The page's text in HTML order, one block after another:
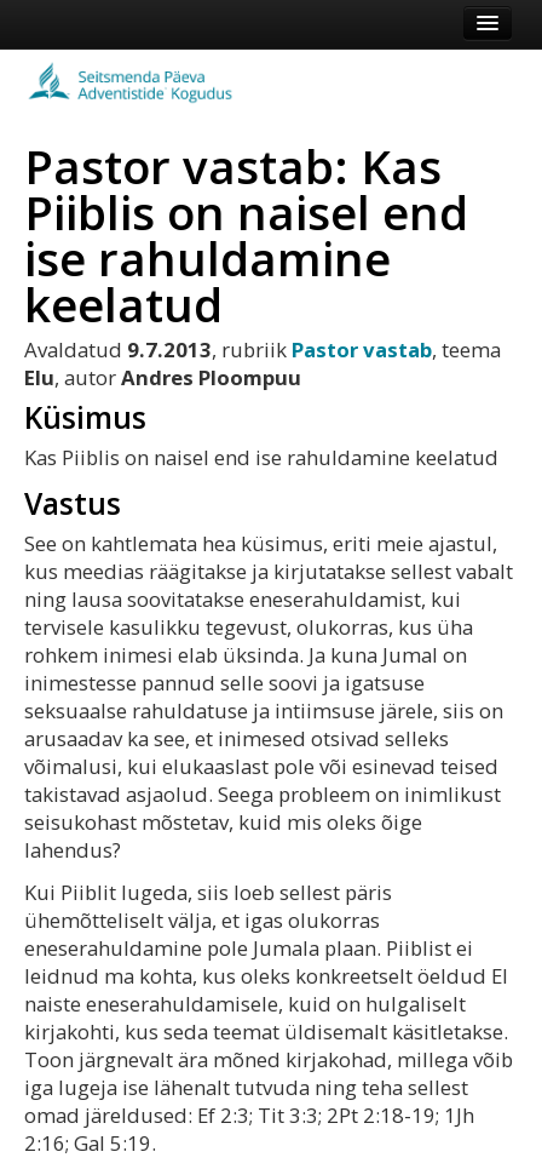
Koduleht
Vaata veel
Logi sisse või registreeru
Pastor vastab: Kas
Piiblis on naisel end
ise rahuldamine
keelatud
Avaldatud 9.7.2013, rubriik Pastor vastab, teema
Elu, autorAndres Ploompuu
Küsimus
Kas Piiblis on naisel end ise rahuldamine keelatud
Vastus
See on kahtlemata hea küsimus, eriti meie ajastul,
kus meedias räägitakse ja kirjutatakse sellest vabalt
ning lausa soovitatakse eneserahuldamist, kui
tervisele kasulikku tegevust, olukorras, kus üha
rohkem inimesi elab üksinda. Ja kuna Jumal on
inimestesse pannud selle soovi ja igatsuse
seksuaalse rahuldatuse ja intiimsuse järele, siis on
arusaadav ka see, et inimesed otsivad selleks
võimalusi, kui elukaaslast pole või esinevad teised
takistavad asjaolud. Seega probleem on inimlikust
seisukohast mõstetav, kuid mis oleks õige
lahendus?
Kui Piiblit lugeda, siis loeb sellest päris
ühemõtteliselt välja, et igas olukorras
eneserahuldamine pole Jumala plaan. Piiblist ei
leidnud ma kohta, kus oleks konkreetselt öeldud EI
naiste eneserahuldamisele, kuid on hulgaliselt
kirjakohti, kus seda teemat üldisemalt käsitletakse.
Toon järgnevalt ära mõned kirjakohad, millega võib
iga lugeja ise lähenalt tutvuda ning teha sellest
omad järeldused: Ef 2:3; Tit 3:3; 2Pt 2:18-19; 1Jh
2:16; Gal 5:19.